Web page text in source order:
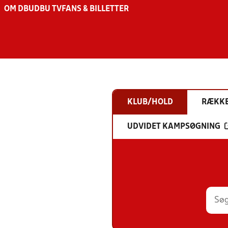
OM DBU DBU TV FANS & BILLETTER
KLUB/HOLD
UDVIDET KAMPSØGNING